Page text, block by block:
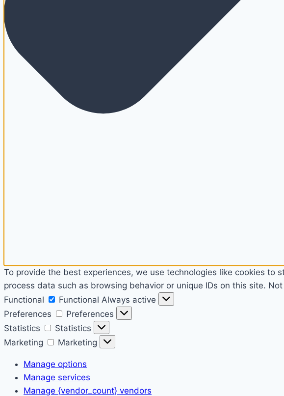
To provide the best experiences, we use technologies like cookies
process data such as browsing behavior or unique IDs on this site.
Functional
Functional Always active
Preferences
Preferences
Statistics
Statistics
Marketing
Marketing
Manage options
Manage services
Manage {vendor_count} vendors